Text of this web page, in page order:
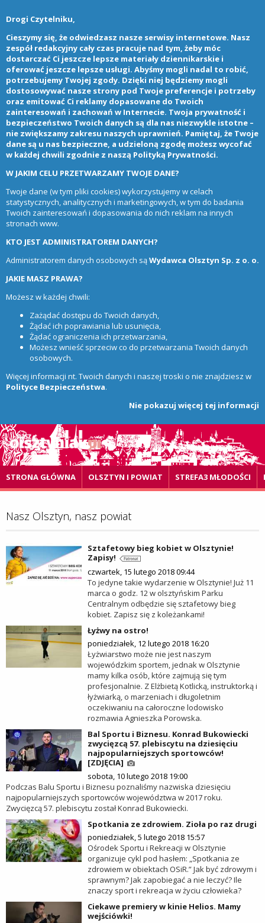
Drogi Czytelniku,
Cieszymy się, że odwiedzasz nasze serwisy internetowe. Nasz
zespół redakcyjny cały czas pracuje nad tym, żeby móc
dostarczać Ci jeszcze lepsze materiały dziennikarskie i
oferować jeszcze lepsze usługi. Abyśmy mogli nadal to robić,
potrzebujemy Twojej zgody. Dzięki niej będziemy mogli
dostosowywać nasze strony pod Twoje preferencje i potrzeby
oraz emitować Ci reklamy dopasowane do Twoich
zainteresowań i zachowań w Internecie. Twoja prywatność i
bezpieczeństwo Twoich danych są dla nas niezwykle istotne –
nie zwiększamy zakresu naszych uprawnień. Pamiętaj, że Twoje
dane są u nas bezpieczne, a udzieloną zgodę możesz wycofać
w każdej chwili zgodnie z naszą Polityką Prywatności.
W JAKIM CELU PRZETWARZAMY TWOJE DANE?
Twoje dane (w tym pliki cookies) wykorzystujemy w celach
statystycznych, analitycznych i marketingowych, w tym do badania
Twoich zainteresowań i dopasowania do nich reklam na innych
stronach www.
KTO JEST ADMINISTRATOREM DANYCH?
Administratorem danych osobowych sąWydawca Olsztyn Sp. z o. o.
JAKIE MASZ PRAWA?
Możesz w każdej chwili:
Zażądać dostępu do Twoich danych,
Żądać ich poprawiania lub usunięcia,
Żądać ograniczenia ich przetwarzania,
Możesz wnieść sprzeciw co do przetwarzania Twoich danych
osobowych.
Więcej informacji nt. Twoich danych i naszej troski o nie znajdziesz w
Polityce Bezpieczeństwa.
Nie pokazuj więcej tej informacji
STRONA GŁÓWNA OLSZTYN I POWIAT STREFA3 MŁODOŚCI
Nasz Olsztyn, nasz powiat
Sztafetowy bieg kobiet w Olsztynie!
Zapisy!
czwartek, 15 lutego 2018 09:44
To jedyne takie wydarzenie w Olsztynie! Już 11
marca o godz. 12 w olsztyńskim Parku
Centralnym odbędzie się sztafetowy bieg
kobiet. Zapisz się z koleżankami!
Łyżwy na ostro!
poniedziałek, 12 lutego 2018 16:20
Łyżwiarstwo może nie jest naszym
wojewódzkim sportem, jednak w Olsztynie
mamy kilka osób, które zajmują się tym
profesjonalnie. Z Elżbietą Kotlicką, instruktorką i
łyżwiarką, o marzeniach i długoletnim
oczekiwaniu na całoroczne lodowisko
rozmawia Agnieszka Porowska.
Bal Sportu i Biznesu. Konrad Bukowiecki
zwycięzcą 57. plebiscytu na dziesięciu
najpopularniejszych sportowców!
[ZDJĘCIA]
sobota, 10 lutego 2018 19:00
Podczas Balu Sportu i Biznesu poznaliśmy nazwiska dziesięciu
najpopularniejszych sportowców województwa w 2017 roku.
Zwycięzcą 57. plebiscytu został Konrad Bukowiecki.
Spotkania ze zdrowiem. Zioła po raz drugi
poniedziałek, 5 lutego 2018 15:57
Ośrodek Sportu i Rekreacji w Olsztynie
organizuje cykl pod hasłem: „Spotkania ze
zdrowiem w obiektach OSiR.” Jak być zdrowym i
sprawnym? Jak zapobiegać a nie leczyć? Ile
znaczy sport i rekreacja w życiu człowieka?
Ciekawe premiery w kinie Helios. Mamy
wejściówki!